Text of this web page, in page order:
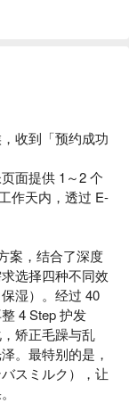
收到「预约成功
面提供 1～2 个
作天内，透过 E-
案，结合了深度
选择四种不同效
湿）。经过 40
4 Step 护发
矫正毛躁与乱
。最特别的是，
スミルク），让